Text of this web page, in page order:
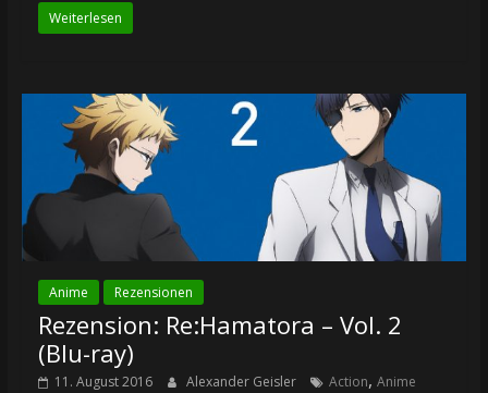
Weiterlesen
Anime Rezensionen
Rezension: Re:Hamatora – Vol. 2
(Blu-ray)
11. August 2016 Alexander Geisler Action, Anime